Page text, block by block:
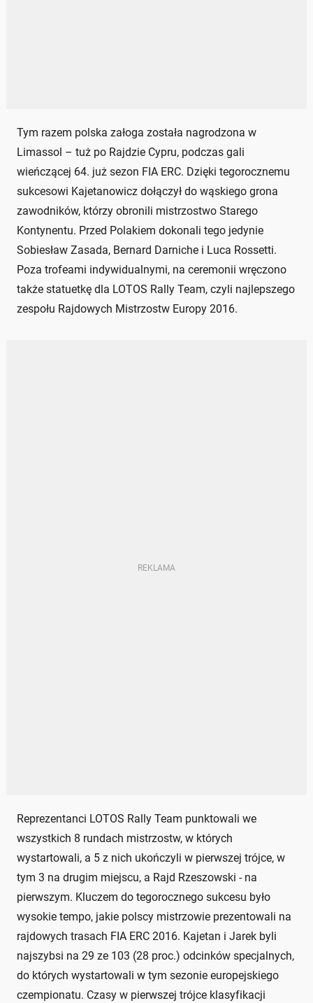
Tym razem polska załoga została nagrodzona w
Limassol – tuż po Rajdzie Cypru, podczas gali
wieńczącej 64. już sezon FIA ERC. Dzięki tegorocznemu
sukcesowi Kajetanowicz dołączył do wąskiego grona
zawodników, którzy obronili mistrzostwo Starego
Kontynentu. Przed Polakiem dokonali tego jedynie
Sobiesław Zasada, Bernard Darniche i Luca Rossetti.
Poza trofeami indywidualnymi, na ceremonii wręczono
także statuetkę dla LOTOS Rally Team, czyli najlepszego
zespołu Rajdowych Mistrzostw Europy 2016.
Reprezentanci LOTOS Rally Team punktowali we
wszystkich 8 rundach mistrzostw, w których
wystartowali, a 5 z nich ukończyli w pierwszej trójce, w
tym 3 na drugim miejscu, a Rajd Rzeszowski - na
pierwszym. Kluczem do tegorocznego sukcesu było
wysokie tempo, jakie polscy mistrzowie prezentowali na
rajdowych trasach FIA ERC 2016. Kajetan i Jarek byli
najszybsi na 29 ze 103 (28 proc.) odcinków specjalnych,
do których wystartowali w tym sezonie europejskiego
czempionatu. Czasy w pierwszej trójce klasyfikacji